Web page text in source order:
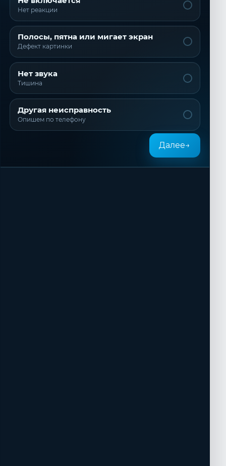
Нет реакции
Полосы, пятна или мигает экран
Дефект картинки
Нет звука
Тишина
Другая неисправность
Опишем по телефону
Далее→